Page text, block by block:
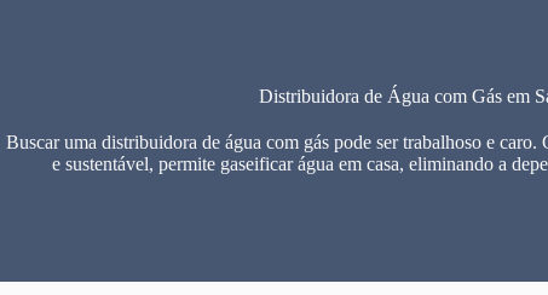
Distribuidora de Água com Gás em
Buscar uma distribuidora de água com gás pode ser trabalhoso e
e sustentável, permite gaseificar água em casa, eliminando a